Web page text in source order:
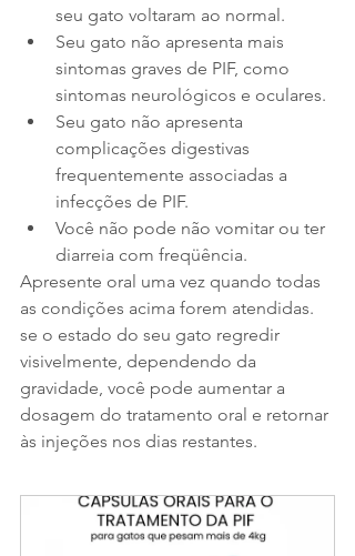
seu gato voltaram ao normal.
Seu gato não apresenta mais
sintomas graves de PIF, como
sintomas neurológicos e oculares.
Seu gato não apresenta
complicações digestivas
frequentemente associadas a
infecções de PIF.
Você não pode não vomitar ou ter
diarreia com freqüência.
Apresente oral uma vez quando todas
as condições acima forem atendidas.
se o estado do seu gato regredir
visivelmente, dependendo da
gravidade, você pode aumentar a
dosagem do tratamento oral e retornar
às injeções nos dias restantes.